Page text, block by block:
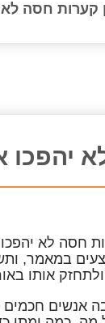
קערות חסה
יהפכו
חסה לא
במאמר,
אותו
אנשים חכמים